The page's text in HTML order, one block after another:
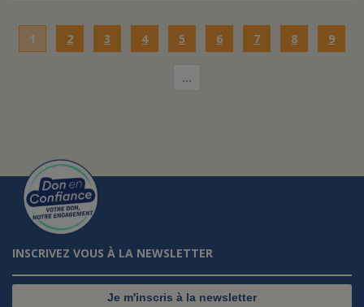
1 2 3 4 5 6 7 8 9
…
INSCRIVEZ VOUS À LA NEWSLETTER
Je m'inscris à la newsletter